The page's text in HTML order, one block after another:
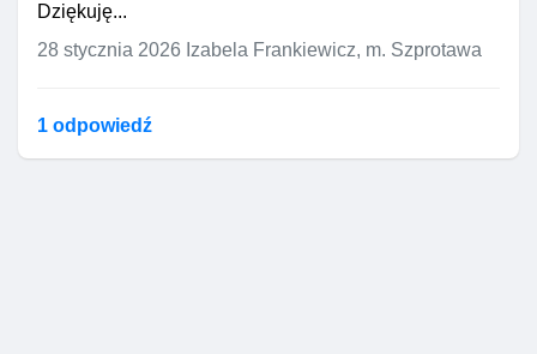
Dziękuję...
28 stycznia 2026 Izabela Frankiewicz, m. Szprotawa
1 odpowiedź